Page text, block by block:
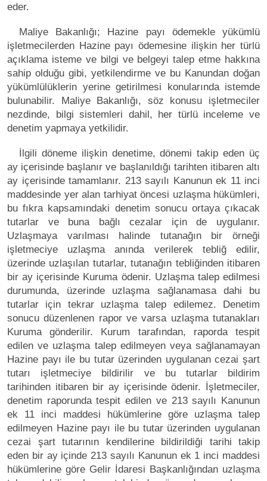
eder.
Maliye Bakanlığı; Hazine payı ödemekle yükümlü
işletmecilerden Hazine payı ödemesine ilişkin her türlü
açıklama isteme ve bilgi ve belgeyi talep etme hakkına
sahip olduğu gibi, yetkilendirme ve bu Kanundan doğan
yükümlülüklerin yerine getirilmesi konularında istemde
bulunabilir. Maliye Bakanlığı, söz konusu işletmeciler
nezdinde, bilgi sistemleri dahil, her türlü inceleme ve
denetim yapmaya yetkilidir.
İlgili döneme ilişkin denetime, dönemi takip eden üç
ay içerisinde başlanır ve başlanıldığı tarihten itibaren altı
ay içerisinde tamamlanır. 213 sayılı Kanunun ek 11 inci
maddesinde yer alan tarhiyat öncesi uzlaşma hükümleri,
bu fıkra kapsamındaki denetim sonucu ortaya çıkacak
tutarlar ve buna bağlı cezalar için de uygulanır.
Uzlaşmaya varılması halinde tutanağın bir örneği
işletmeciye uzlaşma anında verilerek tebliğ edilir,
üzerinde uzlaşılan tutarlar, tutanağın tebliğinden itibaren
bir ay içerisinde Kuruma ödenir. Uzlaşma talep edilmesi
durumunda, üzerinde uzlaşma sağlanamasa dahi bu
tutarlar için tekrar uzlaşma talep edilemez. Denetim
sonucu düzenlenen rapor ve varsa uzlaşma tutanakları
Kuruma gönderilir. Kurum tarafından, raporda tespit
edilen ve uzlaşma talep edilmeyen veya sağlanamayan
Hazine payı ile bu tutar üzerinden uygulanan cezai şart
tutarı işletmeciye bildirilir ve bu tutarlar bildirim
tarihinden itibaren bir ay içerisinde ödenir. İşletmeciler,
denetim raporunda tespit edilen ve 213 sayılı Kanunun
ek 11 inci maddesi hükümlerine göre uzlaşma talep
edilmeyen Hazine payı ile bu tutar üzerinden uygulanan
cezai şart tutarının kendilerine bildirildiği tarihi takip
eden bir ay içinde 213 sayılı Kanunun ek 1 inci maddesi
hükümlerine göre Gelir İdaresi Başkanlığından uzlaşma